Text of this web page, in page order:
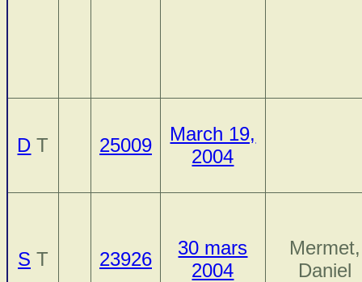
D T 25009
March 19,
2004
S T 23926
30 mars
2004
Mermet,
Daniel